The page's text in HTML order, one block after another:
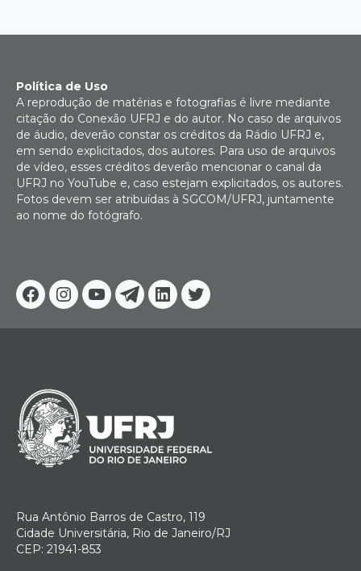
Facebook
Instagram
YoutubeTelegram
Linkedin
Twitter
Política de Uso
A reprodução de matérias e fotografias é livre mediante
citação do Conexão UFRJ e do autor. No caso de arquivos
de áudio, deverão constar os créditos da Rádio UFRJ e,
em sendo explicitados, dos autores. Para uso de arquivos
de vídeo, esses créditos deverão mencionar o canal da
UFRJ no YouTube e, caso estejam explicitados, os autores.
Fotos devem ser atribuídas à SGCOM/UFRJ, juntamente
ao nome do fotógrafo.
Rua Antônio Barros de Castro, 119
Cidade Universitária, Rio de Janeiro/RJ
CEP: 21941-853